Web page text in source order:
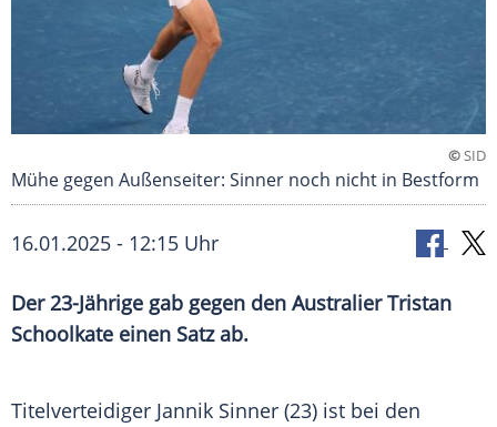
©SID
Mühe gegen Außenseiter: Sinner noch nicht in Bestform
16.01.2025 - 12:15 Uhr
Der 23-Jährige gab gegen den Australier Tristan
Schoolkate einen Satz ab.
Titelverteidiger Jannik Sinner (23) ist bei den